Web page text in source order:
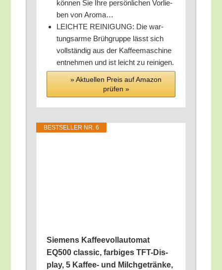
kön­nen Sie Ihre per­sön­li­chen Vor­lie­
ben von Aroma…
LEICHTE REINIGUNG: Die war­
tungs­ar­me Brüh­grup­pe lässt sich
voll­stän­dig aus der Kaf­fee­ma­schi­ne
ent­neh­men und ist leicht zu reinigen.
» Aktu­el­len Preis auf Ama­zon
prü­fen »
BEST­SEL­LER NR. 6
Sie­mens Kaf­fee­voll­au­to­mat
EQ500 clas­sic, far­bi­ges TFT-Dis­
play, 5 Kaf­fee- und Milch­ge­trän­ke,